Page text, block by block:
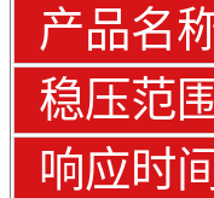
集成智
•统一方
离变压器
适用于：
产品名
稳压范
响应时